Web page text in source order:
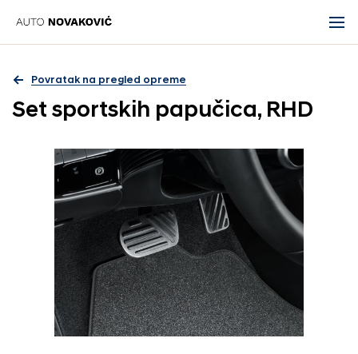
Povratak na pregled opreme
Set sportskih papučica, RHD